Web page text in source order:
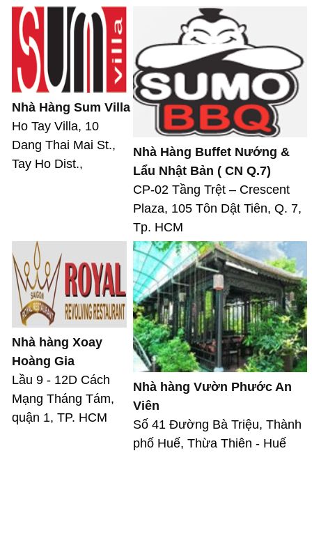
Nhà Hàng Sum Villa
Ho Tay Villa, 10
Dang Thai Mai St.,
Tay Ho Dist.,
Nhà Hàng Buffet Nướng &
Lẩu Nhật Bản ( CN Q.7)
CP-02 Tầng Trệt – Crescent
Plaza, 105 Tôn Dật Tiên, Q. 7,
Tp. HCM
Nhà hàng Xoay
Hoàng Gia
Lầu 9 - 12D Cách
Mạng Tháng Tám,
quận 1, TP. HCM
Nhà hàng Vườn Phước An
Viên
Số 41 Đường Bà Triệu, Thành
phố Huế, Thừa Thiên - Huế